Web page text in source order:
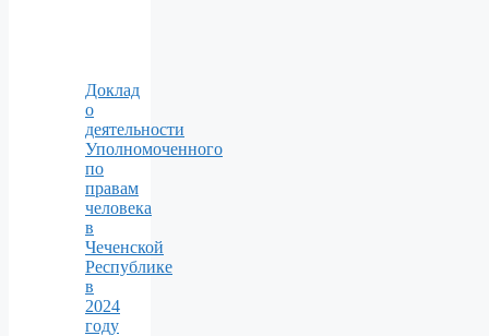
Доклад
о
деятельности
Уполномоченного
по
правам
человека
в
Чеченской
Республике
в
2024
году